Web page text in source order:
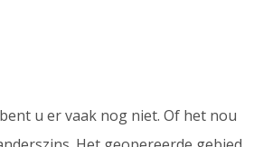
u er vaak nog niet. Of het nou